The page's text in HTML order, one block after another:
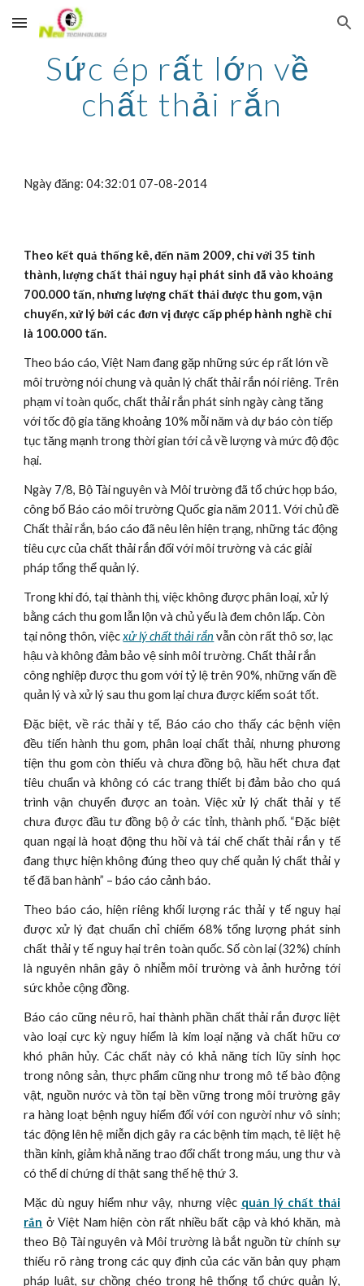
Skip to main content Skip to navigation
Sức ép rất lớn về
chất thải rắn
Ngày đăng: 04:32:01 07-08-2014
Theo kết quả thống kê, đến năm 2009, chỉ với 35 tỉnh
thành, lượng chất thải nguy hại phát sinh đã vào khoảng
700.000 tấn, nhưng lượng chất thải được thu gom, vận
chuyển, xử lý bởi các đơn vị được cấp phép hành nghề chỉ
là 100.000 tấn.
Theo báo cáo, Việt Nam đang gặp những sức ép rất lớn về
môi trường nói chung và quản lý chất thải rắn nói riêng. Trên
phạm vi toàn quốc, chất thải rắn phát sinh ngày càng tăng
với tốc độ gia tăng khoảng 10% mỗi năm và dự báo còn tiếp
tục tăng mạnh trong thời gian tới cả về lượng và mức độ độc
hại.
Ngày 7/8, Bộ Tài nguyên và Môi trường đã tổ chức họp báo,
công bố Báo cáo môi trường Quốc gia năm 2011. Với chủ đề
Chất thải rắn, báo cáo đã nêu lên hiện trạng, những tác động
tiêu cực của chất thải rắn đối với môi trường và các giải
pháp tổng thể quản lý.
Trong khi đó, tại thành thị, việc không được phân loại, xử lý
bằng cách thu gom lẫn lộn và chủ yếu là đem chôn lấp. Còn
tại nông thôn, việc xử lý chất thải rắn vẫn còn rất thô sơ, lạc
hậu và không đảm bảo vệ sinh môi trường. Chất thải rắn
công nghiệp được thu gom với tỷ lệ trên 90%, những vấn đề
quản lý và xử lý sau thu gom lại chưa được kiểm soát tốt.
Đặc biệt, về rác thải y tế, Báo cáo cho thấy các bệnh viện
đều tiến hành thu gom, phân loại chất thải, nhưng phương
tiện thu gom còn thiếu và chưa đồng bộ, hầu hết chưa đạt
tiêu chuẩn và không có các trang thiết bị đảm bảo cho quá
trình vận chuyển được an toàn. Việc xử lý chất thải y tế
chưa được đầu tư đồng bộ ở các tỉnh, thành phố. “Đặc biệt
quan ngại là hoạt động thu hồi và tái chế chất thải rắn y tế
đang thực hiện không đúng theo quy chế quản lý chất thải y
tế đã ban hành” – báo cáo cảnh báo.
Theo báo cáo, hiện riêng khối lượng rác thải y tế nguy hại
được xử lý đạt chuẩn chỉ chiếm 68% tổng lượng phát sinh
chất thải y tế nguy hại trên toàn quốc. Số còn lại (32%) chính
là nguyên nhân gây ô nhiễm môi trường và ảnh hưởng tới
sức khỏe cộng đồng.
Báo cáo cũng nêu rõ, hai thành phần chất thải rắn được liệt
vào loại cực kỳ nguy hiểm là kim loại nặng và chất hữu cơ
khó phân hủy. Các chất này có khả năng tích lũy sinh học
trong nông sản, thực phẩm cũng như trong mô tế bào động
vật, nguồn nước và tồn tại bền vững trong môi trường gây
ra hàng loạt bệnh nguy hiểm đối với con người như vô sinh;
tác động lên hệ miễn dịch gây ra các bệnh tim mạch, tê liệt hệ
thần kinh, giảm khả năng trao đổi chất trong máu, ung thư và
có thể di chứng di thật sang thế hệ thứ 3.
Mặc dù nguy hiểm như vậy, nhưng việc quản lý chất thải
rắn ở Việt Nam hiện còn rất nhiều bất cập và khó khăn, mà
theo Bộ Tài nguyên và Môi trường là bắt nguồn từ chính sự
thiếu rõ ràng trong các quy định của các văn bản quy phạm
pháp luật, sự chồng chéo trong hệ thống tổ chức quản lý,